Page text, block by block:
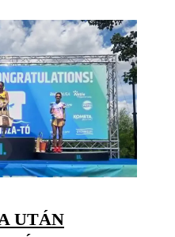
UTÁN